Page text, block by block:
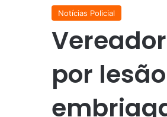
Notícias Policial
por